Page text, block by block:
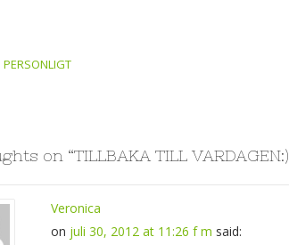
PERSONLIGT
on “TILLBAKA TILL VARDAGEN:)
Veronica
on juli 30, 2012 at 11:26 f m said: